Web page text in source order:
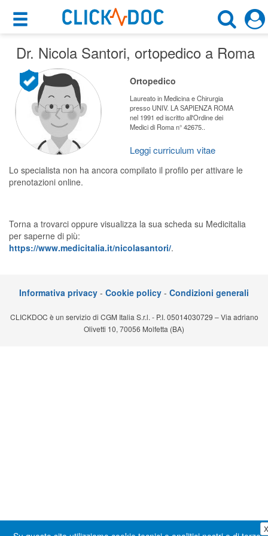
×
Motore di ricerca
×
Cerca uno specialista
Ortopedico
Roma (RM)
CERCA
Cosa possiamo offrirti
Per i pazienti
Prenota una visita
Ricerca specialisti
(su medicitalia.it)
Prenotazioni online
Dr. Nicola Santori, ortopedico a Roma
Ortopedico
Laureato in Medicina e Chirurgia
presso UNIV. LA SAPIENZA ROMA
nel 1991 ed iscritto all'Ordine dei
Medici di Roma n° 42675..
Leggi curriculum vitae
Lo specialista non ha ancora compilato il profilo per attivare le
prenotazioni online.
Torna a trovarci oppure visualizza la sua scheda su Medicitalia
per saperne di più:
https://www.medicitalia.it/nicolasantori/.
X
Informativa privacy - Cookie policy - Condizioni generali
CLICKDOC è un servizio di CGM Italia S.r.l. - P.I. 05014030729 – Via adriano
Olivetti 10, 70056 Molfetta (BA)